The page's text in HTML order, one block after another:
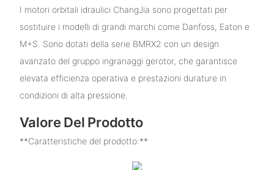
I motori orbitali idraulici ChangJia sono progettati per
sostituire i modelli di grandi marchi come Danfoss, Eaton e
M+S. Sono dotati della serie BMRX2 con un design
avanzato del gruppo ingranaggi gerotor, che garantisce
elevata efficienza operativa e prestazioni durature in
condizioni di alta pressione.
Valore Del Prodotto
**Caratteristiche del prodotto:**